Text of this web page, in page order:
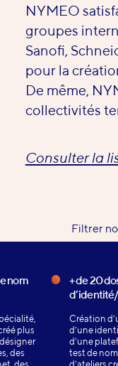
NYMEO
groupes
Sanofi,
pour la
De même,
collectivités
Consulter la
Filtrer
nom
plus
des
+ de 20
Création
d’une
d’une
test de